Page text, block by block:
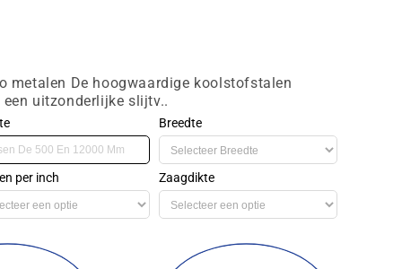
De hoogwaardige koolstofstalen
uitzonderlijke slijtv..
Breedte
per inch Zaagdikte